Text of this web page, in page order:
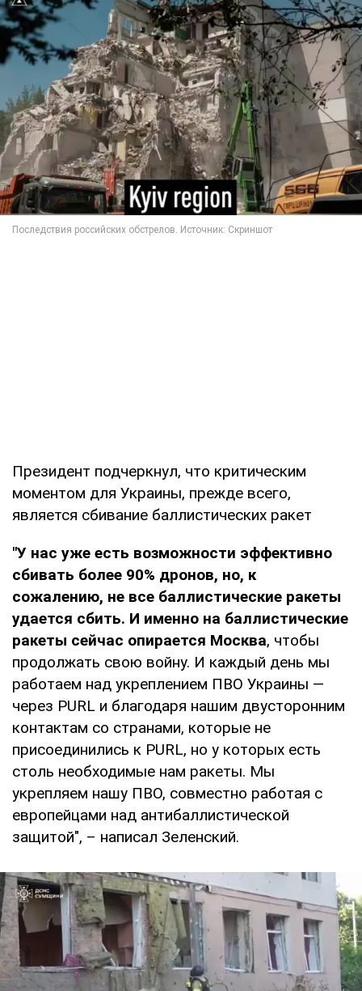
Президент подчеркнул, что критическим
моментом для Украины, прежде всего,
является сбивание баллистических ракет
"У нас уже есть возможности эффективно
сбивать более 90% дронов, но, к
сожалению, не все баллистические ракеты
удается сбить. И именно на баллистические
ракеты сейчас опирается Москва, чтобы
продолжать свою войну. И каждый день мы
работаем над укреплением ПВО Украины —
через PURL и благодаря нашим двусторонним
контактам со странами, которые не
присоединились к PURL, но у которых есть
столь необходимые нам ракеты. Мы
укрепляем нашу ПВО, совместно работая с
европейцами над антибаллистической
защитой", – написал Зеленский.